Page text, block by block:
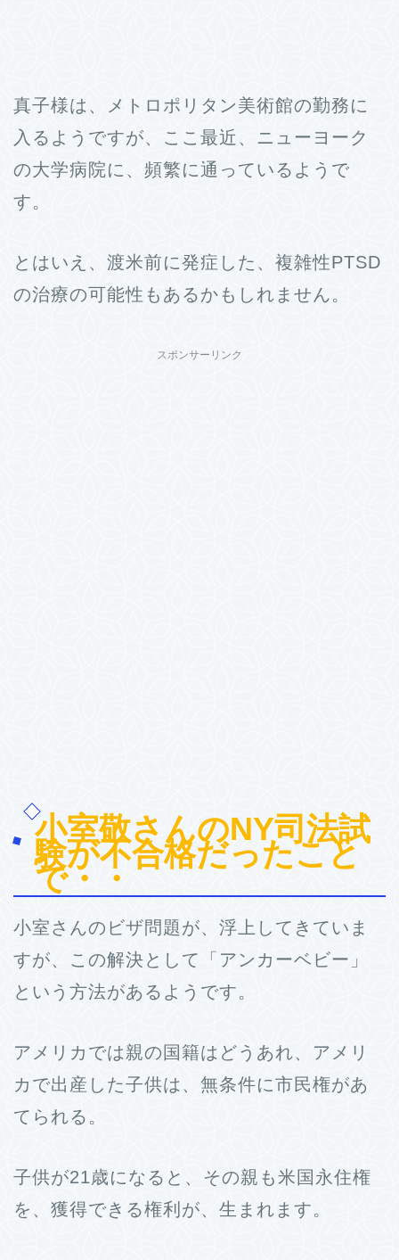
真子様は、メトロポリタン美術館の勤務に
入るようですが、ここ最近、ニューヨーク
の大学病院に、頻繁に通っているようで
す。
とはいえ、渡米前に発症した、複雑性PTSD
の治療の可能性もあるかもしれません。
スポンサーリンク
小室敬さんのNY司法試
験が不合格だったこと
で・・
小室さんのビザ問題が、浮上してきていま
すが、この解決として「アンカーベビー」
という方法があるようです。
アメリカでは親の国籍はどうあれ、アメリ
カで出産した子供は、無条件に市民権があ
てられる。
子供が21歳になると、その親も米国永住権
を、獲得できる権利が、生まれます。